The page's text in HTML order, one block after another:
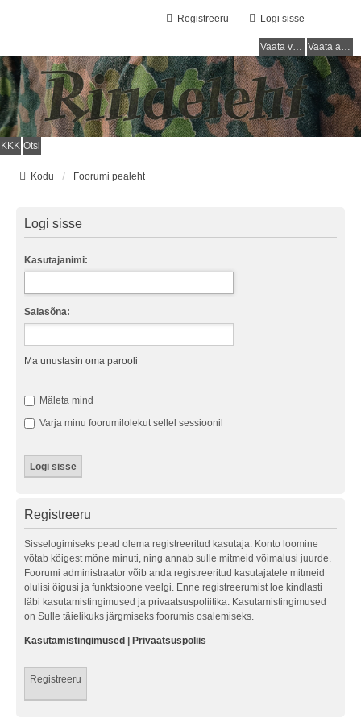
Logi sisse
Registreeru
Vaata vastamata teemasi Vaata aktiivseid teemasid
KKK Otsi
Kodu Foorumi pealeht
Logi sisse
Kasutajanimi:
Salasõna:
Ma unustasin oma parooli
Mäleta mind
Varja minu foorumilolekut sellel sessioonil
Registreeru
Sisselogimiseks pead olema registreeritud kasutaja. Konto loomine
võtab kõigest mõne minuti, ning annab sulle mitmeid võimalusi juurde.
Foorumi administraator võib anda registreeritud kasutajatele mitmeid
olulisi õigusi ja funktsioone veelgi. Enne registreerumist loe kindlasti
läbi kasutamistingimused ja privaatsuspoliitika. Kasutamistingimused
on Sulle täielikuks järgmiseks foorumis osalemiseks.
Kasutamistingimused Privaatsuspoliis
Registreeru